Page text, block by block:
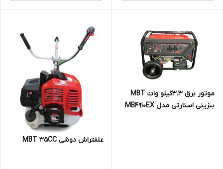
موتور برق 3.3کیلو وات MBT
بنزینی استارتی مدل MB4910EX
علفتراش دوشی MBT 35CC